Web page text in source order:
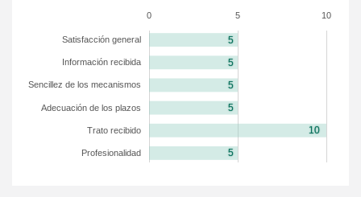
0 5 10
Satisfacción general
Información recibida
Sencillez de los mecanismos
Adecuación de los plazos
Trato recibido
Profesionalidad